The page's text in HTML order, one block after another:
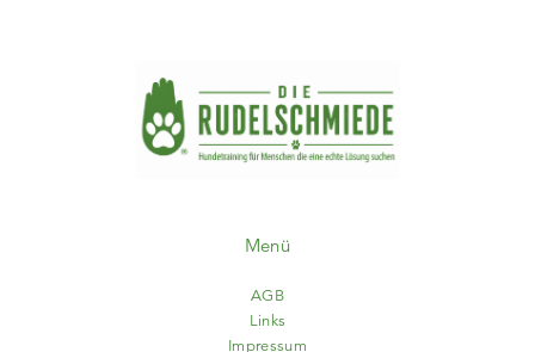
Menü
AGB
Links
Impressum